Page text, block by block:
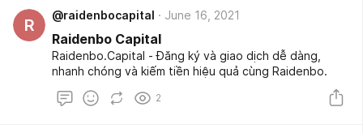
R
@raidenbocapital June 16, 2021
Raidenbo Capital
Raidenbo.Capital - Đăng ký và giao dịch dễ dàng,
nhanh chóng và kiếm tiền hiệu quả cùng Raidenbo.
2